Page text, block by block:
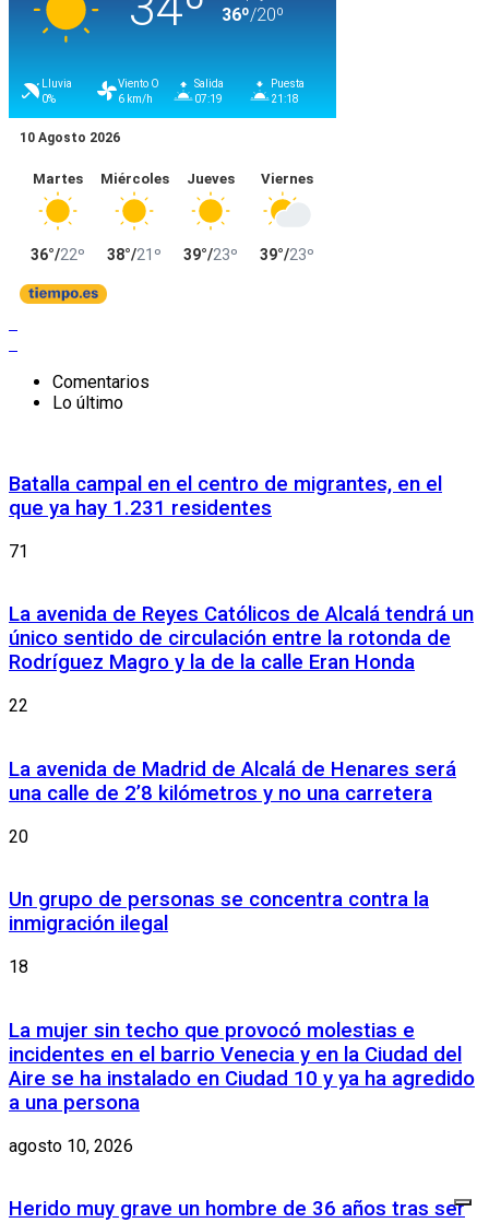
Comentarios
Lo último
Batalla campal en el centro de migrantes, en el
que ya hay 1.231 residentes
71
La avenida de Reyes Católicos de Alcalá tendrá un
único sentido de circulación entre la rotonda de
Rodríguez Magro y la de la calle Eran Honda
22
La avenida de Madrid de Alcalá de Henares será
una calle de 2’8 kilómetros y no una carretera
20
Un grupo de personas se concentra contra la
inmigración ilegal
18
La mujer sin techo que provocó molestias e
incidentes en el barrio Venecia y en la Ciudad del
Aire se ha instalado en Ciudad 10 y ya ha agredido
a una persona
agosto 10, 2026
Herido muy grave un hombre de 36 años tras ser